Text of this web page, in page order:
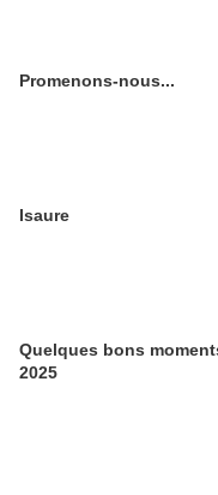
Promenons-nous...
Isaure
Quelques bons
2025